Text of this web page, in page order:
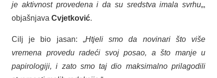
je aktivnost provedena i da su sredstva imala svrhu„,
objašnjava Cvjetković.
Cilj je bio jasan: „Htjeli smo da novinari što više
vremena provedu radeći svoj posao, a što manje u
papirologiji, i zato smo taj dio maksimalno prilagodili